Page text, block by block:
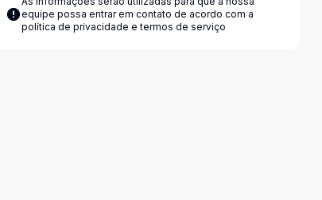
equipe possa entrar em contato de acordo com a
política de privacidade e termos de serviço